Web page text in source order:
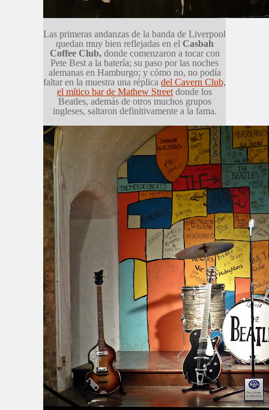
Las primeras andanzas de la banda de Liverpool
quedan muy bien reflejadas en el Casbah
Coffee Club,donde comenzaron a tocar con
Pete Best a la batería; su paso por las noches
alemanas en Hamburgo; y cómo no, no podía
faltar en la muestra una réplica del Cavern Club,
el mítico bar de Mathew Street donde los
Beatles, además de otros muchos grupos
ingleses, saltaron definitivamente a la fama.